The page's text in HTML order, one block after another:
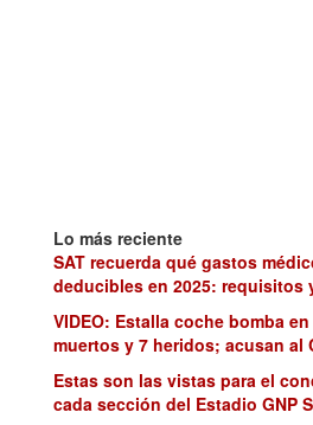
Lo más reciente
SAT recuerda qué gastos
deducibles en 2025: requisitos
VIDEO: Estalla coche bomba
muertos y 7 heridos; acusan al
Estas son las vistas para el
cada sección del Estadio GNP